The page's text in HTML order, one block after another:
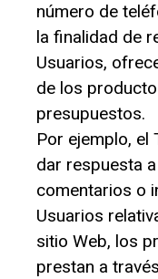
número de
la finalidad de
Usuarios,
de los
presupuestos.
Por ejemplo, el
dar respuesta
comentarios o
Usuarios
sitio Web, los
prestan a